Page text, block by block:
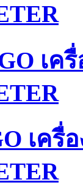
เ
เค